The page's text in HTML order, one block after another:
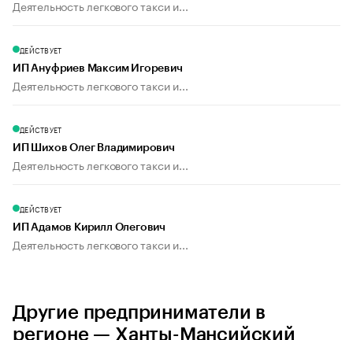
Деятельность легкового такси и...
ДЕЙСТВУЕТ
ИП Ануфриев Максим Игоревич
Деятельность легкового такси и...
ДЕЙСТВУЕТ
ИП Шихов Олег Владимирович
Деятельность легкового такси и...
ДЕЙСТВУЕТ
ИП Адамов Кирилл Олегович
Деятельность легкового такси и...
Другие предприниматели в
регионе — Ханты-Мансийский